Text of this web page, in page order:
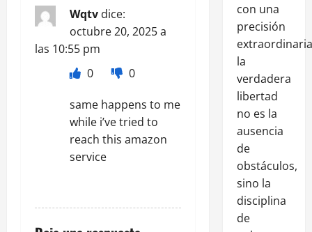
Wqtv dice:
octubre 20, 2025 a
las 10:55 pm
0
0
same happens to me
while i’ve tried to
reach this amazon
service
con una
precisión
la
verdadera
libertad
no es la
ausencia
de
obstáculos,
sino la
disciplina
de